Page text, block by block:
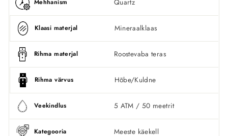
Mehhanism Quartz
Klaasi materjal Mineraalklaas
Rihma materjal Roostevaba teras
Rihma värvus Hõbe/Kuldne
Veekindlus 5 ATM / 50 meetrit
Kategooria Meeste käekell